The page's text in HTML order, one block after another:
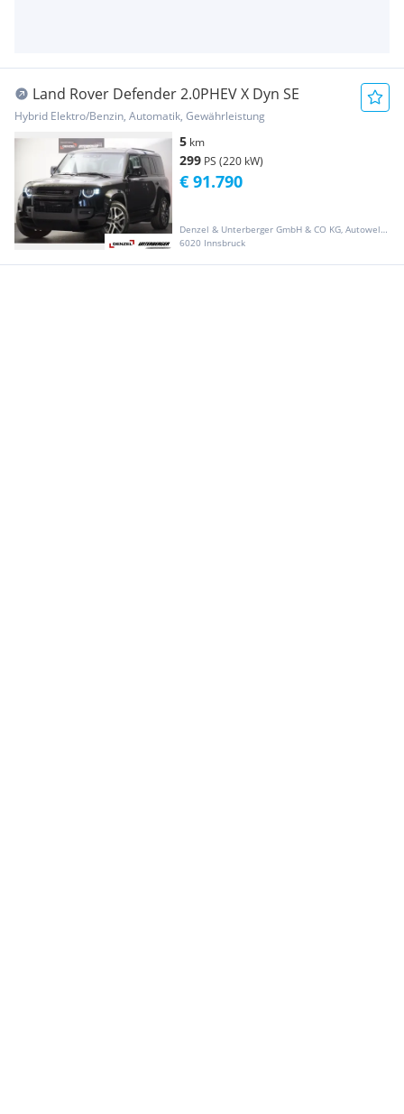
Land Rover Defender 2.0PHEV X Dyn SE
Hybrid Elektro/Benzin, Automatik, Gewährleistung
5 km
299 PS (220 kW)
Denzel & Unterberger GmbH & CO KG, Autowelt Innsbruck
6020 Innsbruck
€ 91.790